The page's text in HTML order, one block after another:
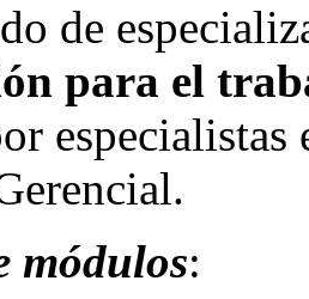
de
para el
módulos: